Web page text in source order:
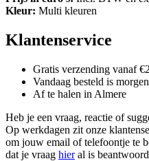
Kleur: Multi kleuren
Klantenservice
Gratis verzending vanaf
Vandaag besteld is
Af te halen in Almere
Heb je een vraag, reactie of
Op werkdagen zit onze
om jouw email of telefoontje te
dat je vraag hieral is